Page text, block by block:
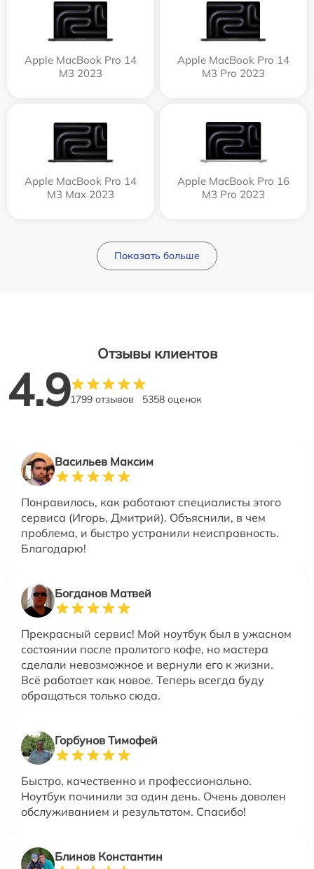
Apple MacBook Pro 14
M3 2023
Apple MacBook Pro 14
M3 Pro 2023
Apple MacBook Pro 14
M3 Max 2023
Apple MacBook Pro 16
M3 Pro 2023
Показать больше
Отзывы клиентов
4.91799 отзывов 5358 оценок
Васильев Максим
Понравилось, как работают специалисты этого
сервиса (Игорь, Дмитрий). Объяснили, в чем
проблема, и быстро устранили неисправность.
Благодарю!
Богданов Матвей
Прекрасный сервис! Мой ноутбук был в ужасном
состоянии после пролитого кофе, но мастера
сделали невозможное и вернули его к жизни.
Всё работает как новое. Теперь всегда буду
обращаться только сюда.
Горбунов Тимофей
Быстро, качественно и профессионально.
Ноутбук починили за один день. Очень доволен
обслуживанием и результатом. Спасибо!
Блинов Константин